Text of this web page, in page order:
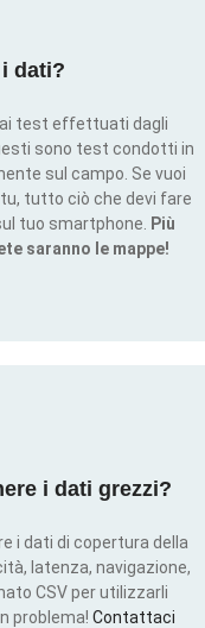
dati?
test effettuati dagli
sono test condotti in
sul campo. Se vuoi
tutto ciò che devi fare
tuo smartphone.
Più
saranno le mappe!
i dati grezzi?
i dati di copertura della
latenza, navigazione,
CSV per utilizzarli
problema! Contattaci